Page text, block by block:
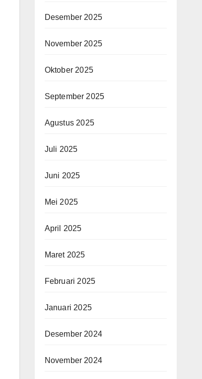
Desember 2025
November 2025
Oktober 2025
September 2025
Agustus 2025
Juli 2025
Juni 2025
Mei 2025
April 2025
Maret 2025
Februari 2025
Januari 2025
Desember 2024
November 2024